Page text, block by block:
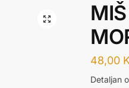
48,00
Detaljan